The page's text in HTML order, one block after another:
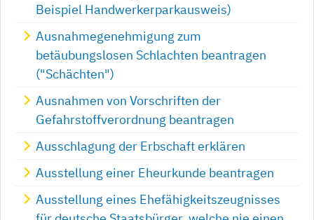
Beispiel Handwerkerparkausweis)
Ausnahmegenehmigung zum
betäubungslosen Schlachten beantragen
("Schächten")
Ausnahmen von Vorschriften der
Gefahrstoffverordnung beantragen
Ausschlagung der Erbschaft erklären
Ausstellung einer Eheurkunde beantragen
Ausstellung eines Ehefähigkeitszeugnisses